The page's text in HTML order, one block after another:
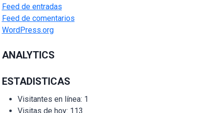
Feed de entradas
Feed de comentarios
WordPress.org
ANALYTICS
ESTADISTICAS
Visitantes en línea: 1
Visitas de hoy: 113